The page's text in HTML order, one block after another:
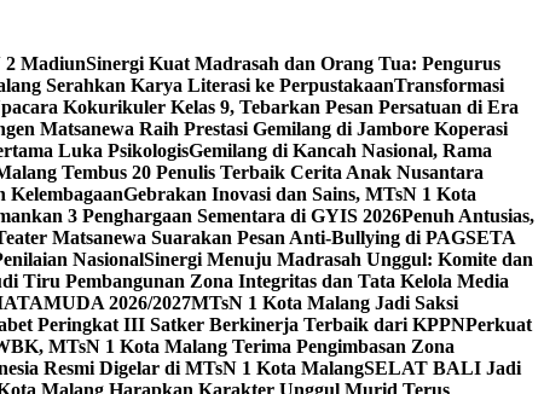
2 MadiunSinergi Kuat Madrasah dan Orang Tua: Pengurus
Serahkan Karya Literasi ke PerpustakaanTransformasi
Kokurikuler Kelas 9, Tebarkan Pesan Persatuan di Era
Matsanewa Raih Prestasi Gemilang di Jambore Koperasi
Luka PsikologisGemilang di Kancah Nasional, Rama
Tembus 20 Penulis Terbaik Cerita Anak Nusantara
Gebrakan Inovasi dan Sains, MTsN 1 Kota
3 Penghargaan Sementara di GYIS 2026Penuh Antusias,
Matsanewa Suarakan Pesan Anti-Bullying di PAGSETA
NasionalSinergi Menuju Madrasah Unggul: Komite dan
Tiru Pembangunan Zona Integritas dan Tata Kelola Media
2026/2027MTsN 1 Kota Malang Jadi Saksi
Peringkat III Satker Berkinerja Terbaik dari KPPNPerkuat
MTsN 1 Kota Malang Terima Pengimbasan Zona
Resmi Digelar di MTsN 1 Kota MalangSELAT BALI Jadi
Malang Harapkan Karakter Unggul Murid Terus